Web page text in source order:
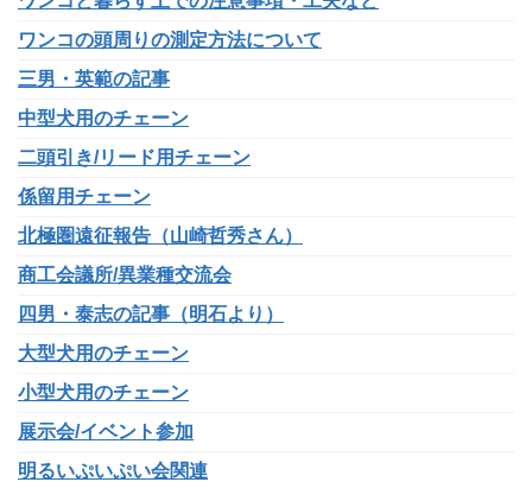
ワンコの頭周りの測定方法について
三男・英範の記事
中型犬用のチェーン
二頭引き/リード用チェーン
係留用チェーン
北極圏遠征報告（山崎哲秀さん）
商工会議所/異業種交流会
四男・泰志の記事（明石より）
大型犬用のチェーン
小型犬用のチェーン
展示会/イベント参加
明るいぷいぷい会関連